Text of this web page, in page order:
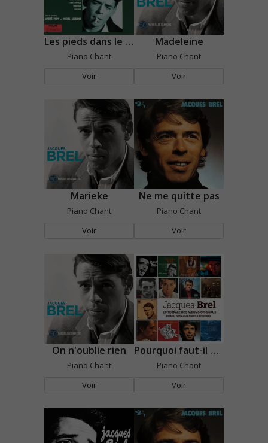
Les pieds dans le ruisseau
Piano Chant
Voir
Madeleine
Piano Chant
Voir
Marieke
Piano Chant
Voir
Ne me quitte pas
Piano Chant
Voir
On n'oublie rien
Piano Chant
Voir
Pourquoi faut-il que les hommes s'ennuient?
Piano Chant
Voir